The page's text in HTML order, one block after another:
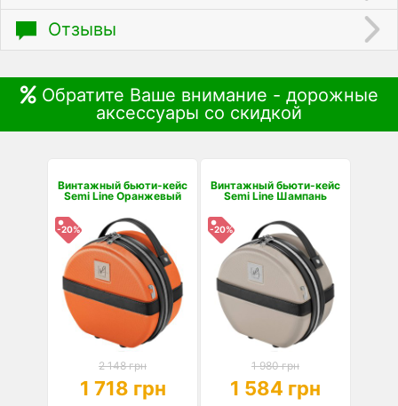
Отзывы
Обратите Ваше внимание - дорожные
аксессуары со скидкой
Винтажный бьюти-кейс
Semi Line Оранжевый
-20%
2 148 грн
1 718 грн
Винтажный бьюти-кейс
Semi Line Шампань
-20%
1 980 грн
1 584 грн